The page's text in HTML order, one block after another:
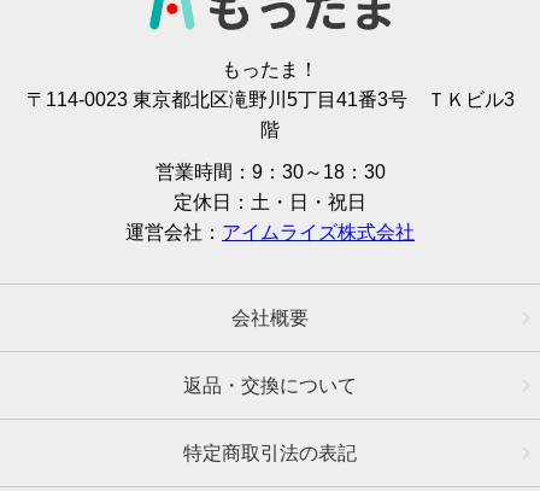
もったま！
〒114-0023 東京都北区滝野川5丁目41番3号 ＴＫビル3
階
営業時間：9：30～18：30
定休日：土・日・祝日
運営会社： アイムライズ株式会社
会社概要
返品・交換について
特定商取引法の表記